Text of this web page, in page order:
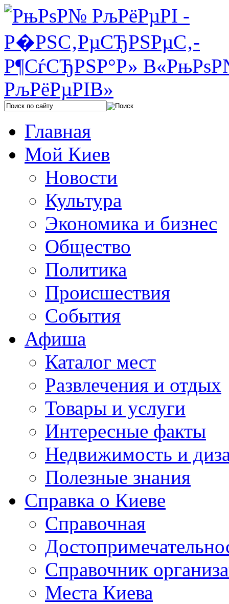
Главная
Мой Киев
Новости
Культура
Экономика и бизнес
Общество
Политика
Происшествия
События
Афиша
Каталог мест
Развлечения и отдых
Товары и услуги
Интересные факты
Недвижимость и
Полезные знания
Справка о Киеве
Справочная
Справочник
Места Киева